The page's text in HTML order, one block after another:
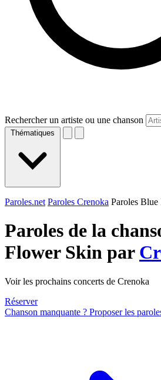
Rechercher un artiste ou une chanson
Thématiques
Paroles.net Paroles Crenoka Paroles
Paroles de la
Flower Skin par
Voir les prochains concerts de Crenoka
Réserver
Chanson manquante ? Proposer les